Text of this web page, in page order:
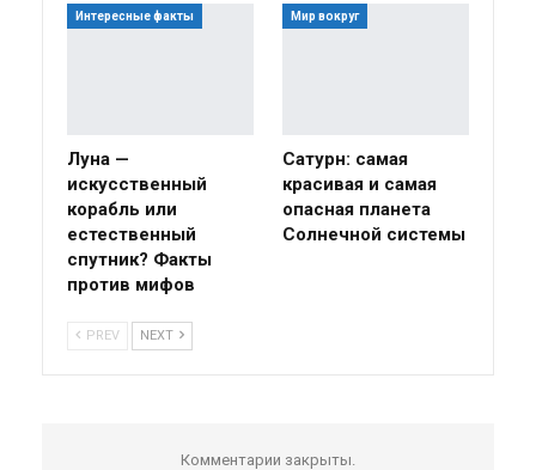
Интересные факты
Луна —
искусственный
корабль или
естественный
спутник? Факты
против мифов
Мир вокруг
Сатурн: самая
красивая и самая
опасная планета
Солнечной системы
PREV NEXT
Комментарии закрыты.